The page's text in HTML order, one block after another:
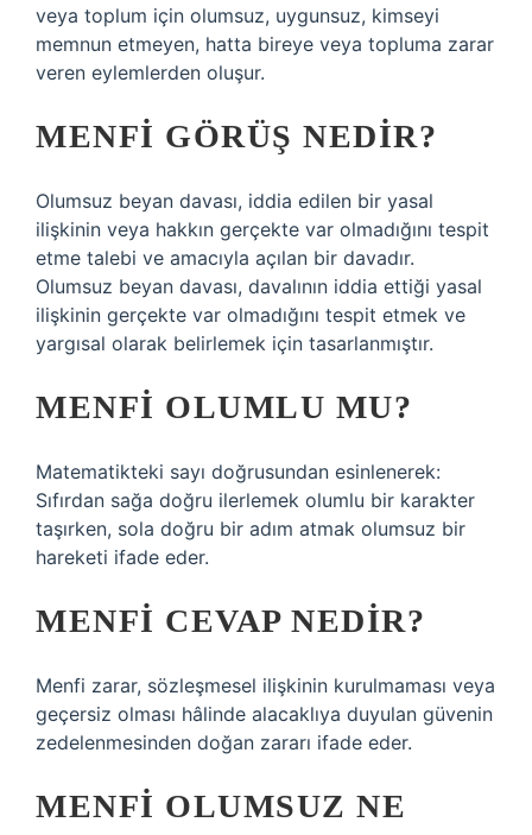
veya toplum için olumsuz, uygunsuz, kimseyi
memnun etmeyen, hatta bireye veya topluma zarar
veren eylemlerden oluşur.
MENFI GÖRÜŞ NEDIR?
Olumsuz beyan davası, iddia edilen bir yasal
ilişkinin veya hakkın gerçekte var olmadığını tespit
etme talebi ve amacıyla açılan bir davadır.
Olumsuz beyan davası, davalının iddia ettiği yasal
ilişkinin gerçekte var olmadığını tespit etmek ve
yargısal olarak belirlemek için tasarlanmıştır.
MENFI OLUMLU MU?
Matematikteki sayı doğrusundan esinlenerek:
Sıfırdan sağa doğru ilerlemek olumlu bir karakter
taşırken, sola doğru bir adım atmak olumsuz bir
hareketi ifade eder.
MENFI CEVAP NEDIR?
Menfi zarar, sözleşmesel ilişkinin kurulmaması veya
geçersiz olması hâlinde alacaklıya duyulan güvenin
zedelenmesinden doğan zararı ifade eder.
MENFI OLUMSUZ NE